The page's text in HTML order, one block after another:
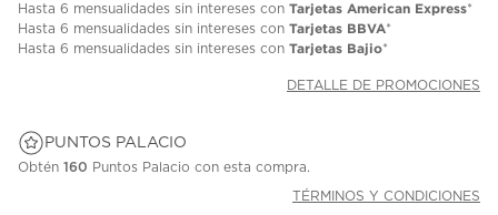
Hasta 6 mensualidades sin intereses con Tarjetas American Express*
Hasta 6 mensualidades sin intereses con Tarjetas BBVA*
Hasta 6 mensualidades sin intereses con Tarjetas Bajio*
DETALLE DE PROMOCIONES
PUNTOS PALACIO
Obtén 160 Puntos Palacio con esta compra.
TÉRMINOS Y CONDICIONES